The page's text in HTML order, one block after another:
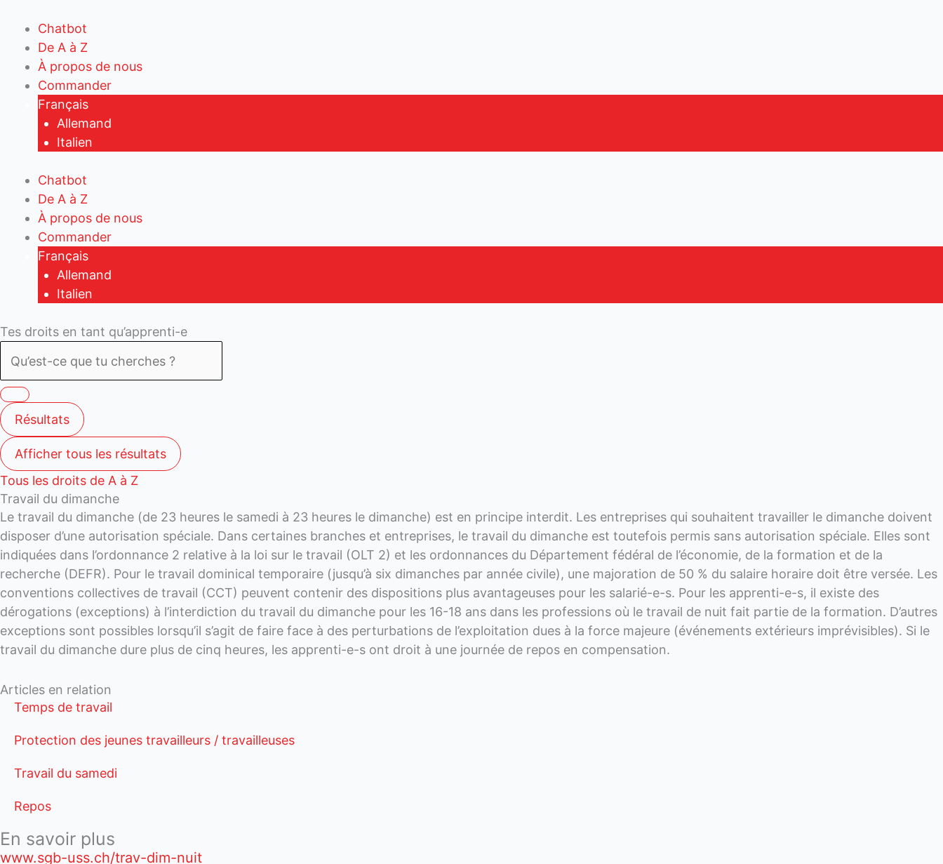
contenu
Chatbot
De A à Z
À propos de nous
Commander
Français
Allemand
Italien
Chatbot
De A à Z
À propos de nous
Commander
Français
Allemand
Italien
Tes droits en tant qu’apprenti-e
Search
Résultats
Afficher tous les résultats
Tous les droits de A à Z
Travail du dimanche
Le travail du dimanche (de 23 heures le samedi à 23 heures le dimanche) est en principe interdit. Les entreprises qui souhaitent travailler le dimanche doivent
disposer d’une autorisation spéciale. Dans certaines branches et entreprises, le travail du dimanche est toutefois permis sans autorisation spéciale. Elles sont
indiquées dans l’ordonnance 2 relative à la loi sur le travail (OLT 2) et les ordonnances du Département fédéral de l’économie, de la formation et de la
recherche (DEFR). Pour le travail dominical temporaire (jusqu’à six dimanches par année civile), une majoration de 50 % du salaire horaire doit être versée. Les
conventions collectives de travail (CCT) peuvent contenir des dispositions plus avantageuses pour les salarié-e-s. Pour les apprenti-e-s, il existe des
dérogations (exceptions) à l’interdiction du travail du dimanche pour les 16-18 ans dans les professions où le travail de nuit fait partie de la formation. D’autres
exceptions sont possibles lorsqu’il s’agit de faire face à des perturbations de l’exploitation dues à la force majeure (événements extérieurs imprévisibles). Si le
travail du dimanche dure plus de cinq heures, les apprenti-e-s ont droit à une journée de repos en compensation.
Articles en relation
Temps de travail
Protection des jeunes travailleurs / travailleuses
Travail du samedi
Repos
En savoir plus
www.sgb-uss.ch/trav-dim-nuit
Search